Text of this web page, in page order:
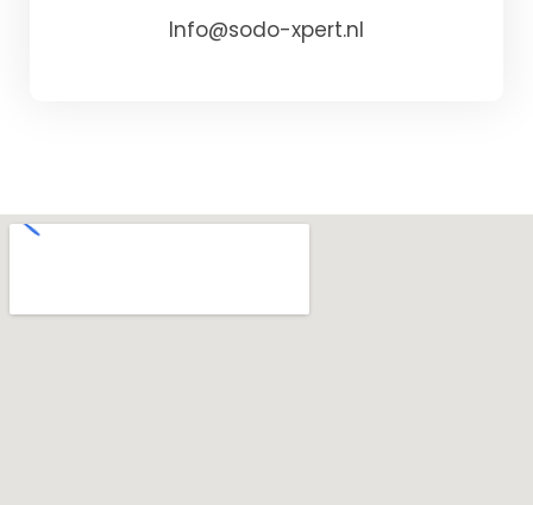
Info@sodo-xpert.nl